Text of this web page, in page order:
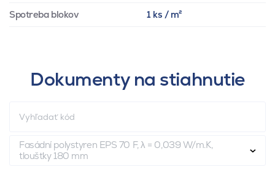
Spotreba blokov 1 ks / m²
Dokumenty na stiahnutie
Fasádní polystyren EPS 70 F, λ = 0,039 W/m.K,
tloušťky 180 mm